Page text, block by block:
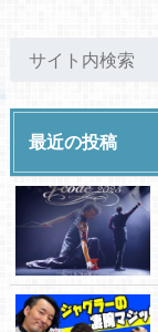
最近の投稿